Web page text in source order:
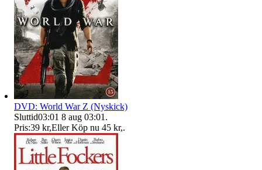
DVD: World War Z (Nyskick)
Sluttid03:01 8 aug 03:01 .
Pris:39 kr,Eller Köp nu 45 kr,.